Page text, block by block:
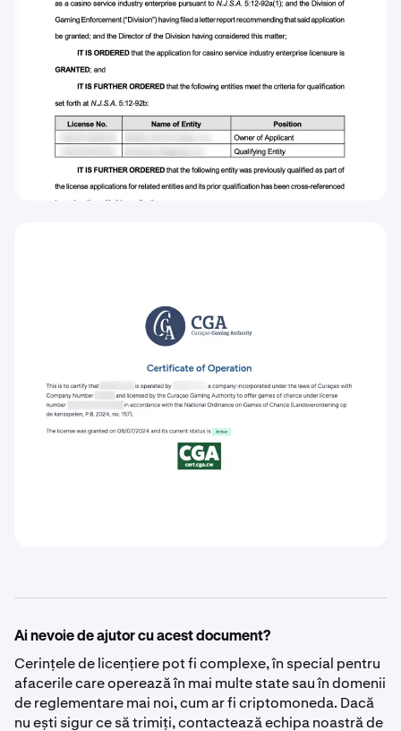
Ai nevoie de ajutor cu acest document?
Cerințele de licențiere pot fi complexe, în special pentru
afacerile care operează în mai multe state sau în domenii
de reglementare mai noi, cum ar fi criptomoneda. Dacă
nu ești sigur ce să trimiți, contactează echipa noastră de